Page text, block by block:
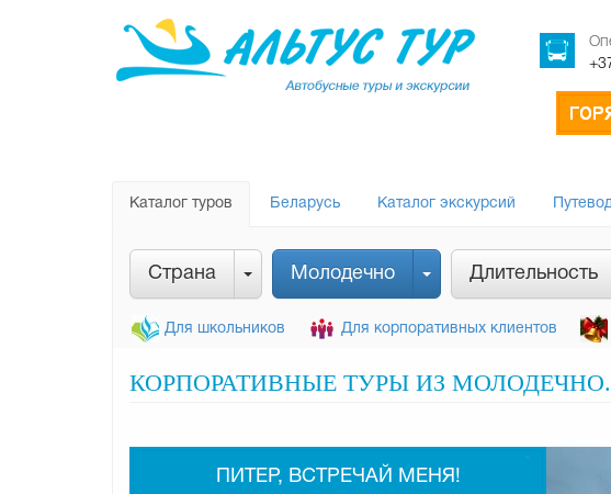
Каталог туров Беларусь Каталог экскурсий
Страна Молодечно Длительность
Для школьников Для корпоративных клиентов
КОРПОРАТИВНЫЕ ТУРЫ ИЗ МОЛОДЕЧНО.
ПИТЕР, ВСТРЕЧАЙ МЕНЯ!
-